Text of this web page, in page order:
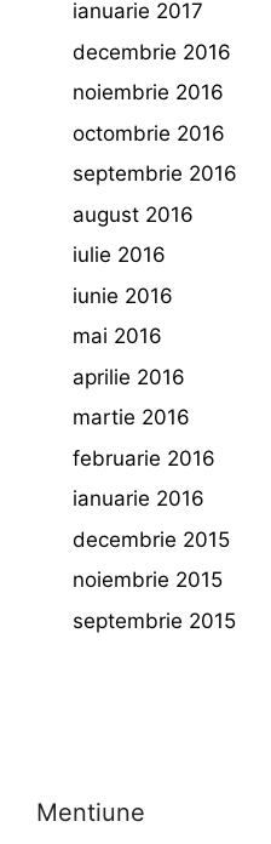
ianuarie 2017
decembrie 2016
noiembrie 2016
octombrie 2016
septembrie 2016
august 2016
iulie 2016
iunie 2016
mai 2016
aprilie 2016
martie 2016
februarie 2016
ianuarie 2016
decembrie 2015
noiembrie 2015
septembrie 2015
Mentiune